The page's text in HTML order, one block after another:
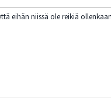
niissä ole reikiä